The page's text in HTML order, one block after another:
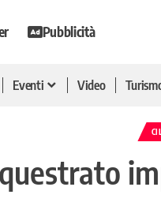
Pubblicità
Eventi Video